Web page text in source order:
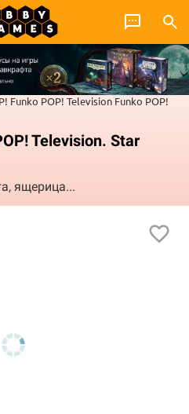
Funko POP! Television Funko POP!
Television. Star
ящерица...